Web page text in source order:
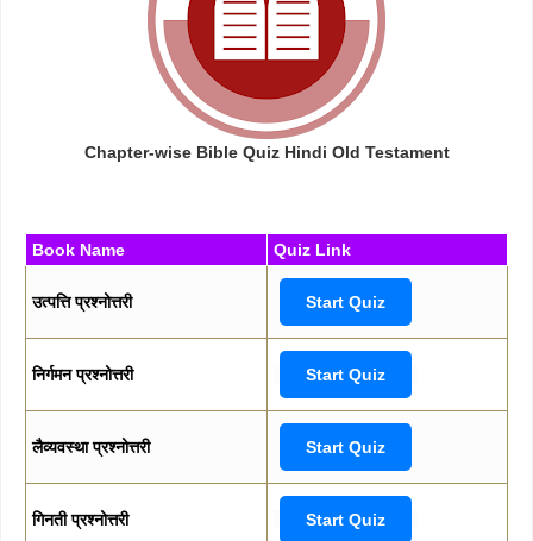
Chapter-wise Bible Quiz Hindi Old Testament
Book Name Quiz Link
उत्पत्ति प्रश्नोत्तरी Start Quiz
निर्गमन प्रश्नोत्तरी Start Quiz
लैव्यवस्था प्रश्नोत्तरी Start Quiz
गिनती प्रश्नोत्तरी Start Quiz